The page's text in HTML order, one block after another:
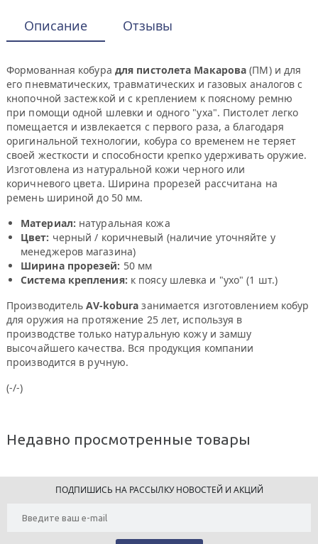
Описание Отзывы
Формованная кобура для пистолета Макарова (ПМ) и для
его пневматических, травматических и газовых аналогов с
кнопочной застежкой и с креплением к поясному ремню
при помощи одной шлевки и одного "уха". Пистолет легко
помещается и извлекается с первого раза, а благодаря
оригинальной технологии, кобура со временем не теряет
своей жесткости и способности крепко удерживать оружие.
Изготовлена из натуральной кожи черного или
коричневого цвета. Ширина прорезей рассчитана на
ремень шириной до 50 мм.
Материал: натуральная кожа
Цвет: черный / коричневый (наличие уточняйте у
менеджеров магазина)
Ширина прорезей: 50 мм
Система крепления: к поясу шлевка и "ухо" (1 шт.)
ПроизводительAV-kobura занимается изготовлением кобур
для оружия на протяжение 25 лет, используя в
производстве только натуральную кожу и замшу
высочайшего качества. Вся продукция компании
производится в ручную.
(-/-)
Недавно просмотренные товары
ПОДПИШИСЬ НА РАССЫЛКУ НОВОСТЕЙ И АКЦИЙ